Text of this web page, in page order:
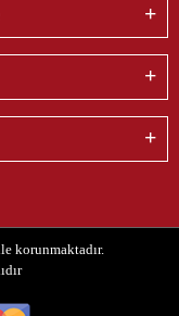
korunmaktadır.